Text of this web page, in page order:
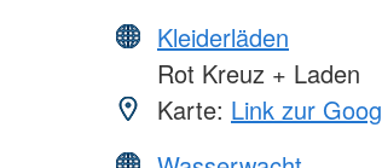
Kleiderläden
Rot Kreuz + Laden
Karte: Link zur